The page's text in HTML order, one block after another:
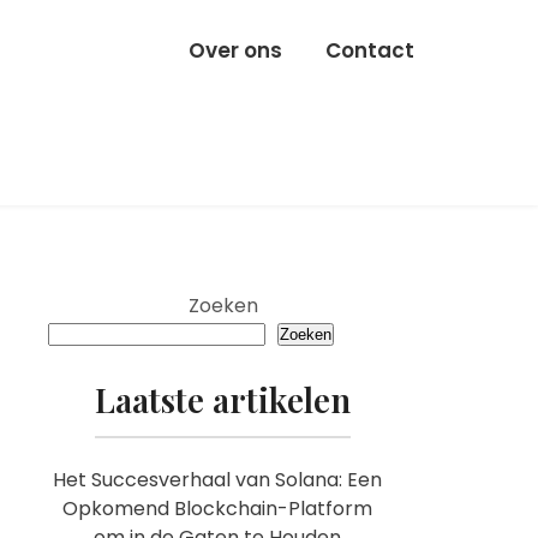
Over ons Contact
Zoeken
Zoeken
Laatste artikelen
Het Succesverhaal van Solana: Een
Opkomend Blockchain-Platform